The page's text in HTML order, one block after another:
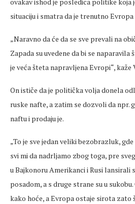
ovakav ishod je posledica politike koja
situaciju i smatra da je trenutno
„Naravno da će da se sve prevali na
Zapada su uvedene da bi se naparavila
je veća šteta napravljena Evropi“, kaže
On ističe da je politička volja donela
ruske nafte, a zatim se dozvoli da npr.
naftu i prodaju je.
„To je sve jedan veliki bezobrazluk,
svi mi da nadrljamo zbog toga, pre
u Bajkonoru Amerikanci i Rusi lansirali
posadom, a s druge strane su u
kako hoće, a Evropa ostaje sirota zato